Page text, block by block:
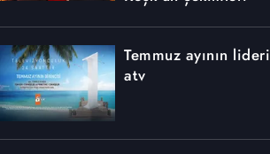
Temmuz ayının lideri
atv